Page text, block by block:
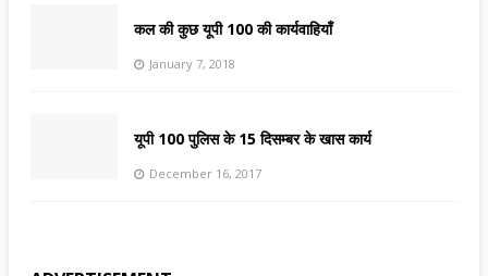
कल की कुछ यूपी 100 की कार्यवाहियाँ
January 7, 2018
यूपी 100 पुलिस के 15 दिसम्बर के खास कार्य
December 16, 2017